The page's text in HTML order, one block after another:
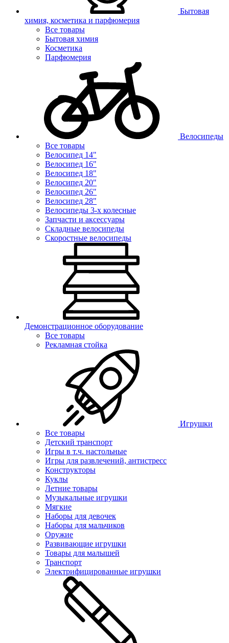
Бытовая
химия, косметика и парфюмерия
Все товары
Бытовая химия
Косметика
Парфюмерия
Велосипеды
Все товары
Велосипед 14"
Велосипед 16"
Велосипед 18"
Велосипед 20"
Велосипед 26"
Велосипед 28"
Велосипеды 3-х колесные
Запчасти и аксессуары
Складные велосипеды
Скоростные велосипеды
Демонстрационное оборудование
Все товары
Рекламная стойка
Игрушки
Все товары
Детский транспорт
Игры в т.ч. настольные
Игры для развлечений, антистресс
Конструкторы
Куклы
Летние товары
Музыкальные игрушки
Мягкие
Наборы для девочек
Наборы для мальчиков
Оружие
Развивающие игрушки
Товары для малышей
Транспорт
Электрифицированные игрушки